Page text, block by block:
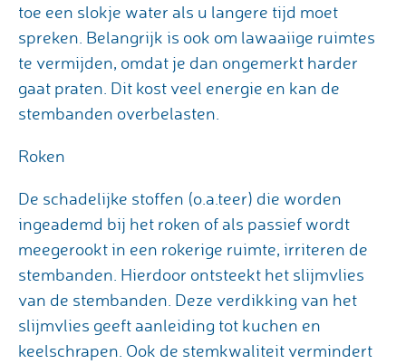
toe een slokje water als u langere tijd moet
spreken. Belangrijk is ook om lawaaiige ruimtes
te vermijden, omdat je dan ongemerkt harder
gaat praten. Dit kost veel energie en kan de
stembanden overbelasten.
Roken
De schadelijke stoffen (o.a.teer) die worden
ingeademd bij het roken of als passief wordt
meegerookt in een rokerige ruimte, irriteren de
stembanden. Hierdoor ontsteekt het slijmvlies
van de stembanden. Deze verdikking van het
slijmvlies geeft aanleiding tot kuchen en
keelschrapen. Ook de stemkwaliteit vermindert